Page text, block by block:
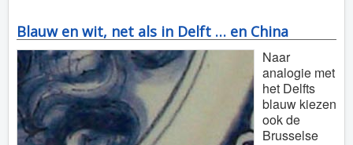
Blauw en wit, net als in Delft … en China
Naar
analogie met
het Delfts
blauw kiezen
ook de
Brusselse